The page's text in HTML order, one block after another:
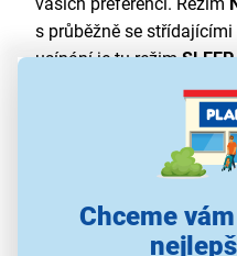
Chceme
s průběžně se
usínání je tu režimSLEEP
rychlost až k vypnutí. To
nebudete rušeni a ráno